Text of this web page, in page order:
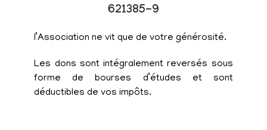
621385-9
l’Association ne vit que de votre générosité.
Les dons sont intégralement reversés sous
forme de bourses d’études et sont
déductibles de vos impôts.